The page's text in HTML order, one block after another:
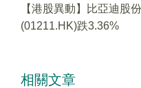
【港股異動】比亞迪股份
(01211.HK)跌3.36%
相關文章